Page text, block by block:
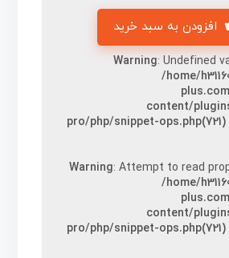
افزودن به سبد خرید
Warning: Undefined
/home/
content/
pro/php/snippet-
Warning: Attempt to read
/home/
content/
pro/php/snippet-